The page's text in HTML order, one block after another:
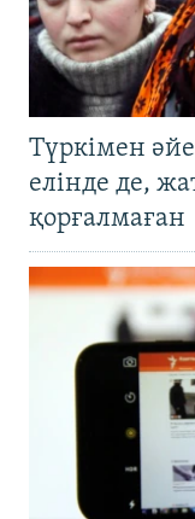
Түркімен
елінде де,
қорғалмаған